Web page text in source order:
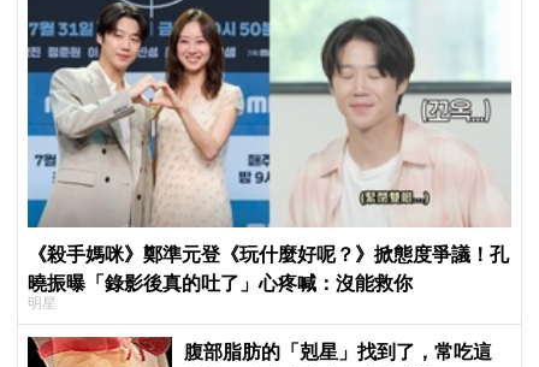
《殺手媽咪》鄭準元登《玩什麼好呢？》掀態度爭議！孔
曉振曝「錄影後真的吐了」心疼喊：沒能救你
明星
腹部脂肪的「剋星」找到了，常吃這